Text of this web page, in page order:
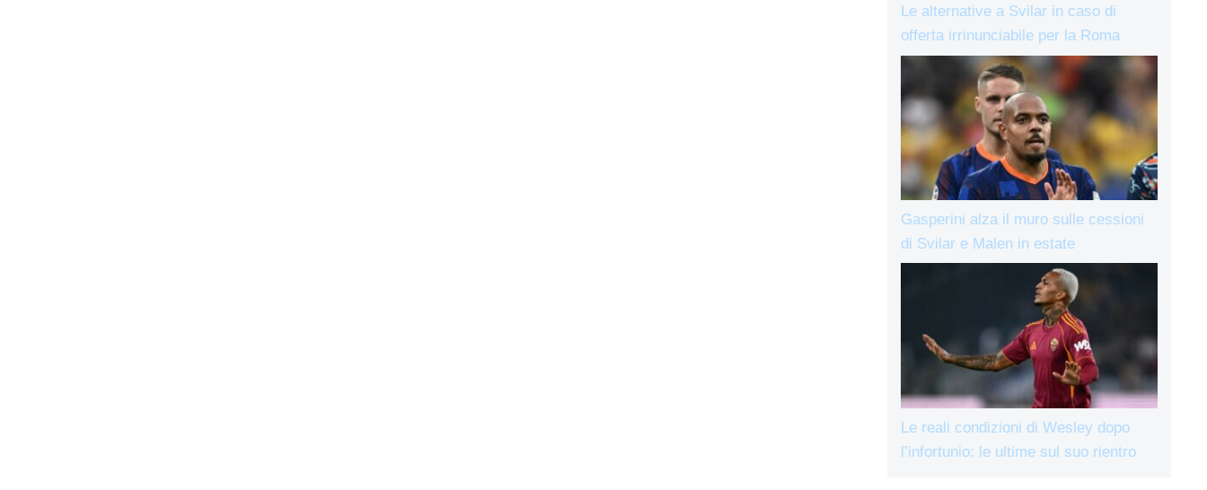
Le alternative a Svilar in caso di
offerta irrinunciabile per la Roma
Gasperini alza il muro sulle cessioni
di Svilar e Malen in estate
Le reali condizioni di Wesley dopo
l’infortunio: le ultime sul suo rientro